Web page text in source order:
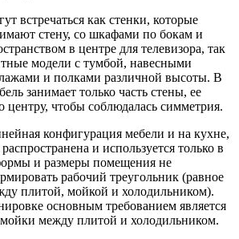
встречаться как стенки, которые
стену, со шкафами по бокам и
в центре для телевизора, так
модели с тумбой, навесными
и полками различной высоты. В
занимает только часть стены, ее
центру, чтобы соблюдалась симметрия.
конфигурация мебели и на кухне,
и используется только в
и размеры помещения не
рабочий треугольник (равное
плитой, мойкой и холодильником).
основным требованием является
между плитой и холодильником.